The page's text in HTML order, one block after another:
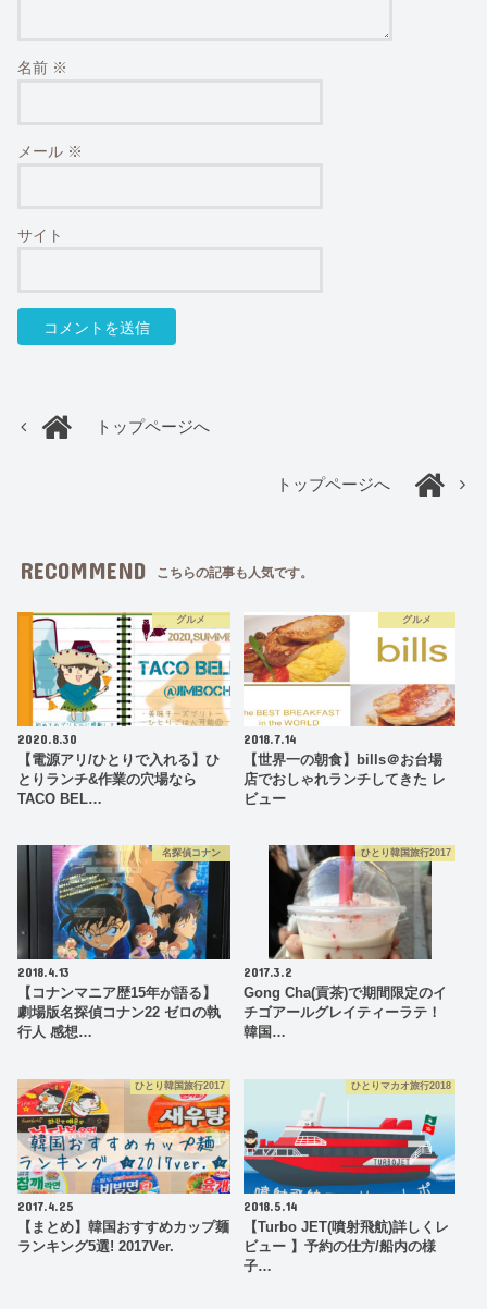
名前 ※
メール ※
サイト
トップページへ
トップページへ
RECOMMEND こちらの記事も人気です。
グルメ
2020.8.30
【電源アリ/ひとりで入れる】ひ
とりランチ&作業の穴場なら
TACO BEL…
グルメ
2018.7.14
【世界一の朝食】bills＠お台場
店でおしゃれランチしてきた レ
ビュー
名探偵コナン
2018.4.13
【コナンマニア歴15年が語る】
劇場版名探偵コナン22 ゼロの執
行人 感想…
ひとり韓国旅行2017
2017.3.2
Gong Cha(貢茶)で期間限定のイ
チゴアールグレイティーラテ！
韓国…
ひとり韓国旅行2017
2017.4.25
【まとめ】韓国おすすめカップ麺
ランキング5選! 2017Ver.
ひとりマカオ旅行2018
2018.5.14
【Turbo JET(噴射飛航)詳しくレ
ビュー 】予約の仕方/船内の様
子…